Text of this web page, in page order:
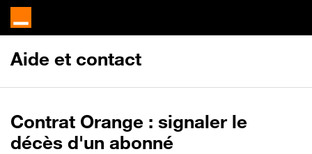
Aide et contact
Contrat Orange : signaler le
décès d'un abonné